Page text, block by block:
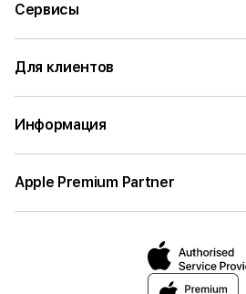
Сервисы
Для клиентов
Информация
Apple Premium Partner